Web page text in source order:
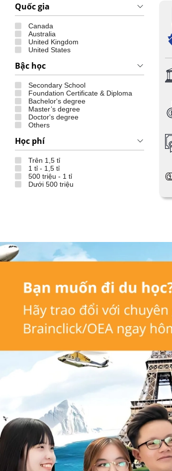
Quốc gia
Canada
Australia
United Kingdom
United States
Bậc học
Secondary School
Foundation Certificate & Diploma
Bachelor's degree
Master’s degree
Doctor's degree
Others
Học phí
Trên 1,5 tỉ
1 tỉ - 1,5 tỉ
500 triệu - 1 tỉ
Dưới 500 triệu